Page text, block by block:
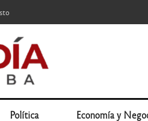
Política Economía y